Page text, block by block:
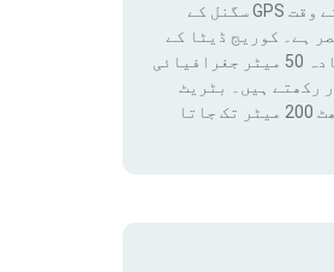
محل وقوع کی جانچ پڑتال کے وقت GPS سگنل کے
ہے۔ کوریج ڈیٹا کے
لیے ، ہم صرف زیادہ سے زیادہ 50 میٹر جغرافیائی
رکھتے ہیں۔ بٹریٹ
ڈاؤن لوڈ کے لیے ، یہ چوکھٹ 200 میٹر تک جاتا